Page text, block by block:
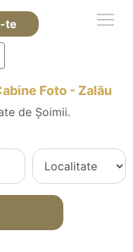
te
Foto - Zalău
de Șoimii.